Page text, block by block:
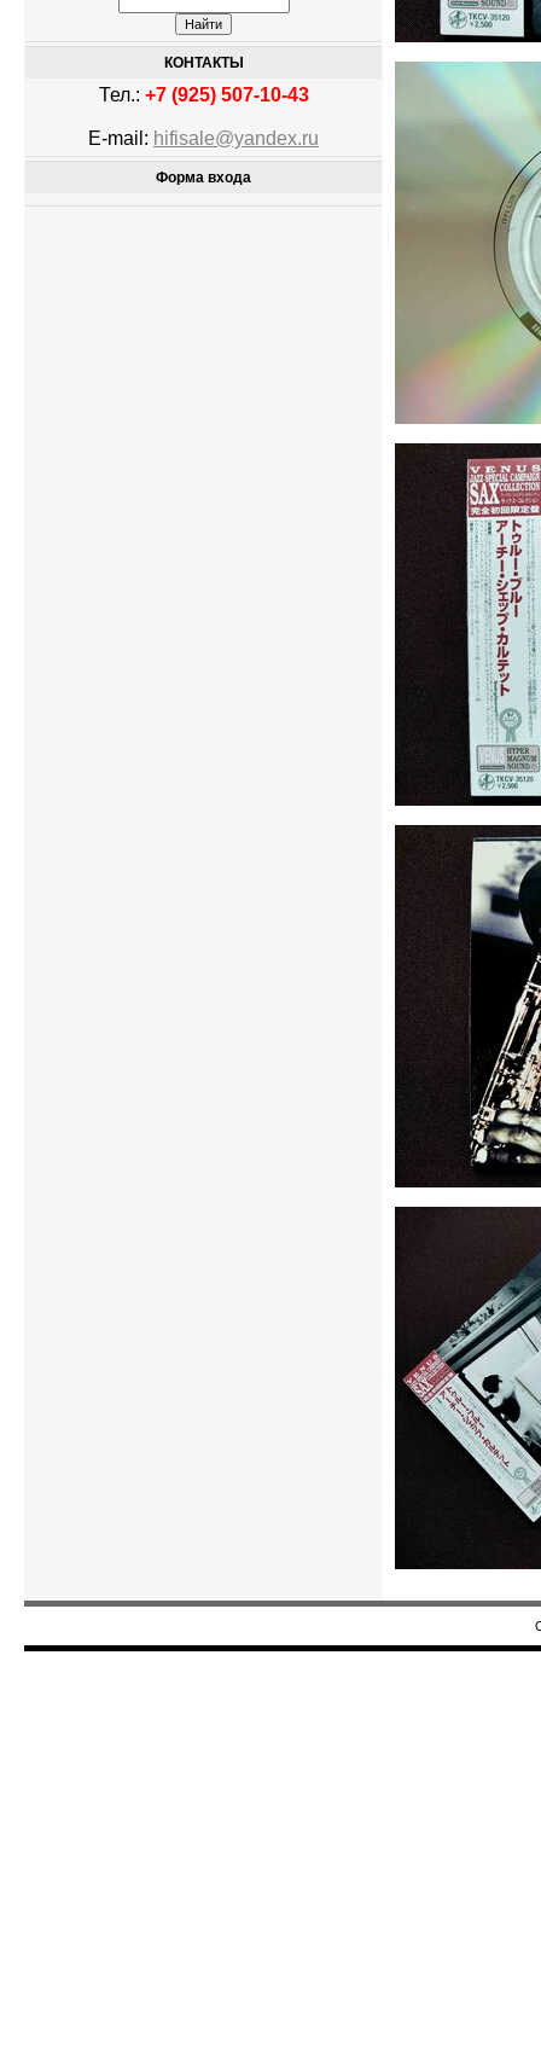
КОНТАКТЫ
Тел.: +7 (925) 507-10-43
E-mail: hifisale@yandex.ru
Форма входа